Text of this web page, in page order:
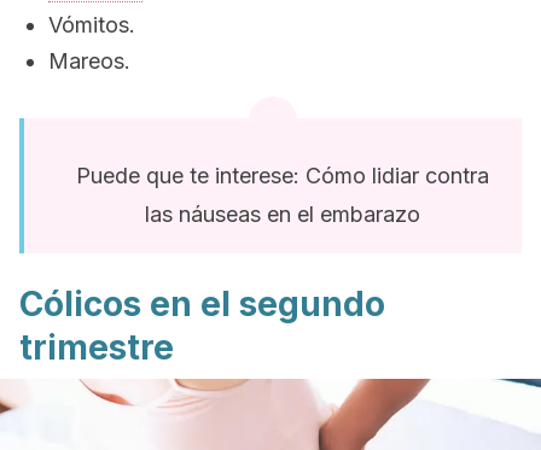
Vómitos.
Mareos.
Puede que te interese: Cómo lidiar contra
las náuseas en el embarazo
Cólicos en el segundo
trimestre